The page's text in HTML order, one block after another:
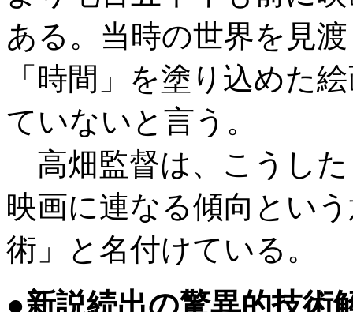
ある。当時の世界を見
「時間」を塗り込めた
ていないと言う。
高畑監督は、こうし
映画に連なる傾向とい
術」と名付けている。
●新説続出の驚異的技術